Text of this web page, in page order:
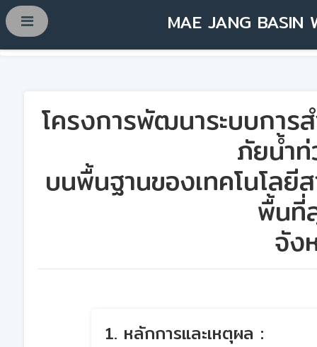
MAE JANG BASIN
โครงการพัฒนาระบบการ
ภัยน้ำ
บนพื้นฐานของเทคโนโลยี
พื้นที่
จัง
1. หลักการและเหตุผล :